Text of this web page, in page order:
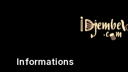
Informations